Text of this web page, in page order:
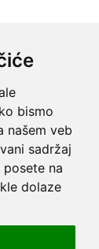
bismo
našem veb
sadržaj
na
dolaze
i sveta.